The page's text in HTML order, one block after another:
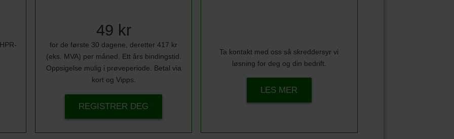
49 kr
for de første 30 dagene, deretter 417 kr
(eks. MVA) per måned. Ett års bindingstid.
Oppsigelse mulig i prøveperiode. Betal via
kort og Vipps.
REGISTRER DEG
Ta kontakt med oss så skreddersyr vi
løsning for deg og din bedrift.
LES MER